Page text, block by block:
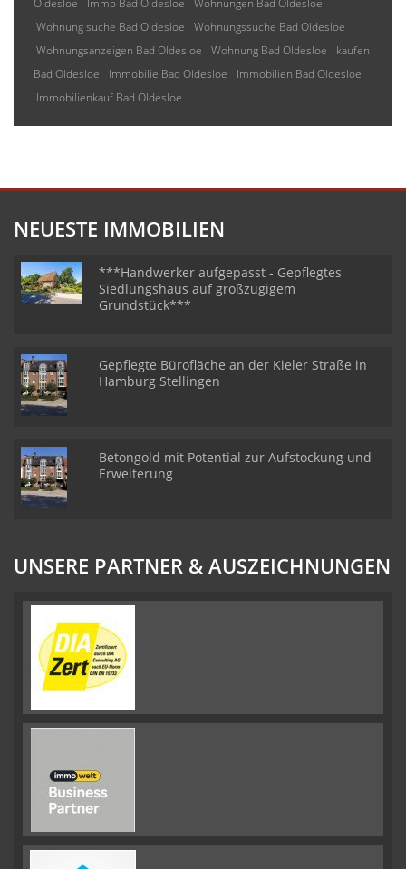
Oldesloe Immo Bad Oldesloe
Wohnungen Bad Oldesloe
Wohnung suche Bad Oldesloe
Wohnungssuche Bad Oldesloe
Wohnungsanzeigen Bad Oldesloe
Wohnung Bad Oldesloe
kaufen
Bad Oldesloe
Immobilie Bad Oldesloe
Immobilien Bad Oldesloe
Immobilienkauf Bad Oldesloe
NEUESTE IMMOBILIEN
***Handwerker aufgepasst - Gepflegtes
Siedlungshaus auf großzügigem
Grundstück***
Gepflegte Bürofläche an der Kieler Straße in
Hamburg Stellingen
Betongold mit Potential zur Aufstockung und
Erweiterung
UNSERE PARTNER & AUSZEICHNUNGEN